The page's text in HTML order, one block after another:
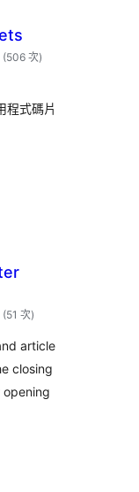
(506 次評
分)
程式碼片
(51 次評
分
數
)
article
closing